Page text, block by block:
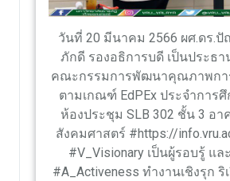
วันที่ 20 มีนาคม 2566 ผศ.ดร.
ภักดี รองอธิการบดี เป็นประธ
คณะกรรมการพัฒนาคุณภาพกา
ตามเกณฑ์ EdPEx ประจำการ
ห้องประชุม SLB 302 ชั้น 3 อา
สังคมศาสตร์ #https://
#V_Visionary เป็นผู้รอบรู้ แ
#A_Activeness ทำงานเชิงรุก ริ